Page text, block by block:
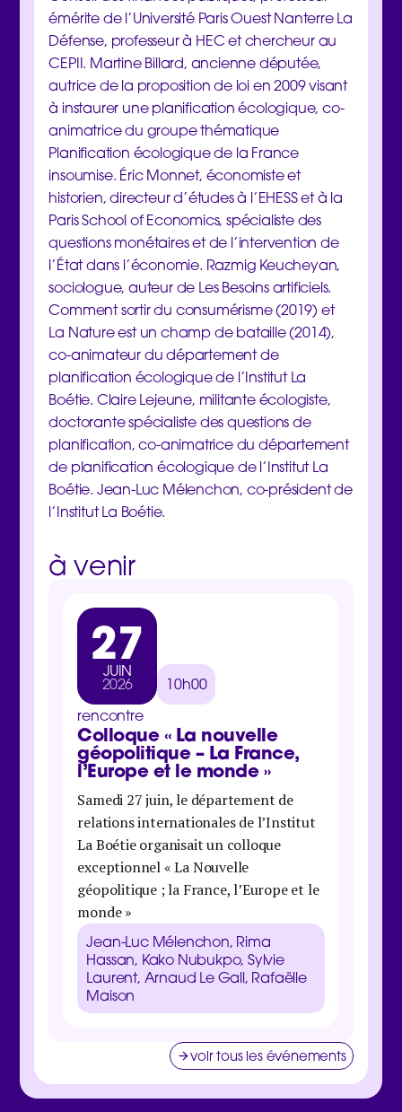
émérite de l’Université Paris Ouest Nanterre La
Défense, professeur à HEC et chercheur au
CEPII. Martine Billard, ancienne députée,
autrice de la proposition de loi en 2009 visant
à instaurer une planification écologique, co-
animatrice du groupe thématique
Planification écologique de la France
insoumise. Éric Monnet, économiste et
historien, directeur d’études à l’EHESS et à la
Paris School of Economics, spécialiste des
questions monétaires et de l’intervention de
l’État dans l’économie. Razmig Keucheyan,
sociologue, auteur de Les Besoins artificiels.
Comment sortir du consumérisme (2019) et
La Nature est un champ de bataille (2014),
co-animateur du département de
planification écologique de l’Institut La
Boétie. Claire Lejeune, militante écologiste,
doctorante spécialiste des questions de
planification, co-animatrice du département
de planification écologique de l’Institut La
Boétie. Jean-Luc Mélenchon, co-président de
l’Institut La Boétie.
à venir
27
JUIN
2026
10h00
rencontre
Colloque « La nouvelle
géopolitique – La France,
l’Europe et le monde »
Samedi 27 juin, le département de
relations internationales de l’Institut
La Boétie organisait un colloque
exceptionnel « La Nouvelle
géopolitique ; la France, l’Europe et le
monde »
Jean-Luc Mélenchon, Rima
Hassan, Kako Nubukpo, Sylvie
Laurent, Arnaud Le Gall, Rafaëlle
Maison
voir tous les événements